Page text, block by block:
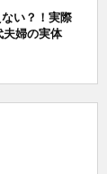
い？！実際
夫婦の実体